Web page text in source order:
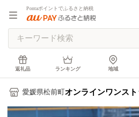
Pontaポイントでふるさと納税
返礼品 ランキング 地域
愛媛県松前町 オンラインワンス